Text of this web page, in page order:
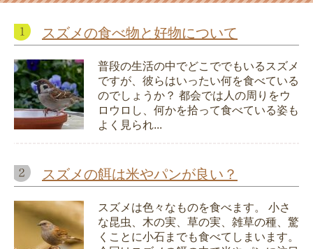
スズメの食べ物と好物について
普段の生活の中でどこででもいるスズメ
ですが、彼らはいったい何を食べている
のでしょうか？ 都会では人の周りをウ
ロウロし、何かを拾って食べている姿も
よく見られ...
スズメの餌は米やパンが良い？
スズメは色々なものを食べます。 小さ
な昆虫、木の実、草の実、雑草の種、驚
くことに小石までも食べてしまいます。